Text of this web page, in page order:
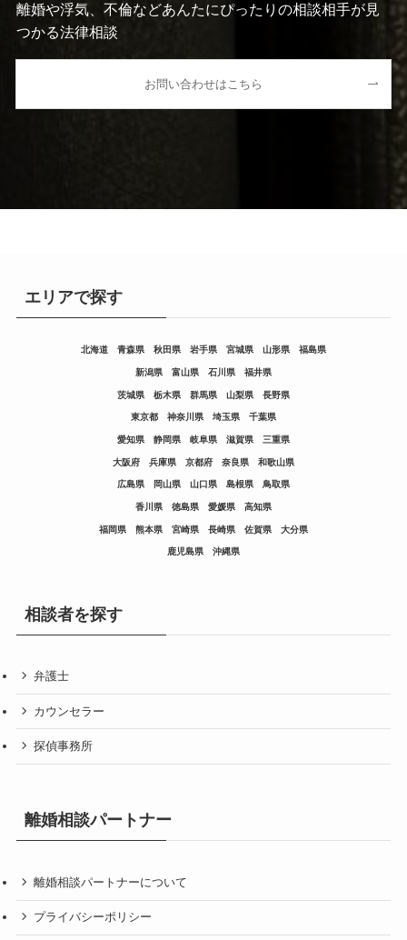
離婚や浮気、不倫などあんたにぴったりの相談相手が見
つかる法律相談
お問い合わせはこちら
エリアで探す
北海道 青森県 秋田県 岩手県 宮城県 山形県 福島県
新潟県 富山県 石川県 福井県
茨城県 栃木県 群馬県 山梨県 長野県
東京都 神奈川県 埼玉県 千葉県
愛知県 静岡県 岐阜県 滋賀県 三重県
大阪府 兵庫県 京都府 奈良県 和歌山県
広島県 岡山県 山口県 島根県 鳥取県
香川県 徳島県 愛媛県 高知県
福岡県 熊本県 宮崎県 長崎県 佐賀県 大分県
鹿児島県 沖縄県
相談者を探す
弁護士
カウンセラー
探偵事務所
離婚相談パートナー
離婚相談パートナーについて
プライバシーポリシー